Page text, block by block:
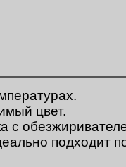
цвет.
с
подходит